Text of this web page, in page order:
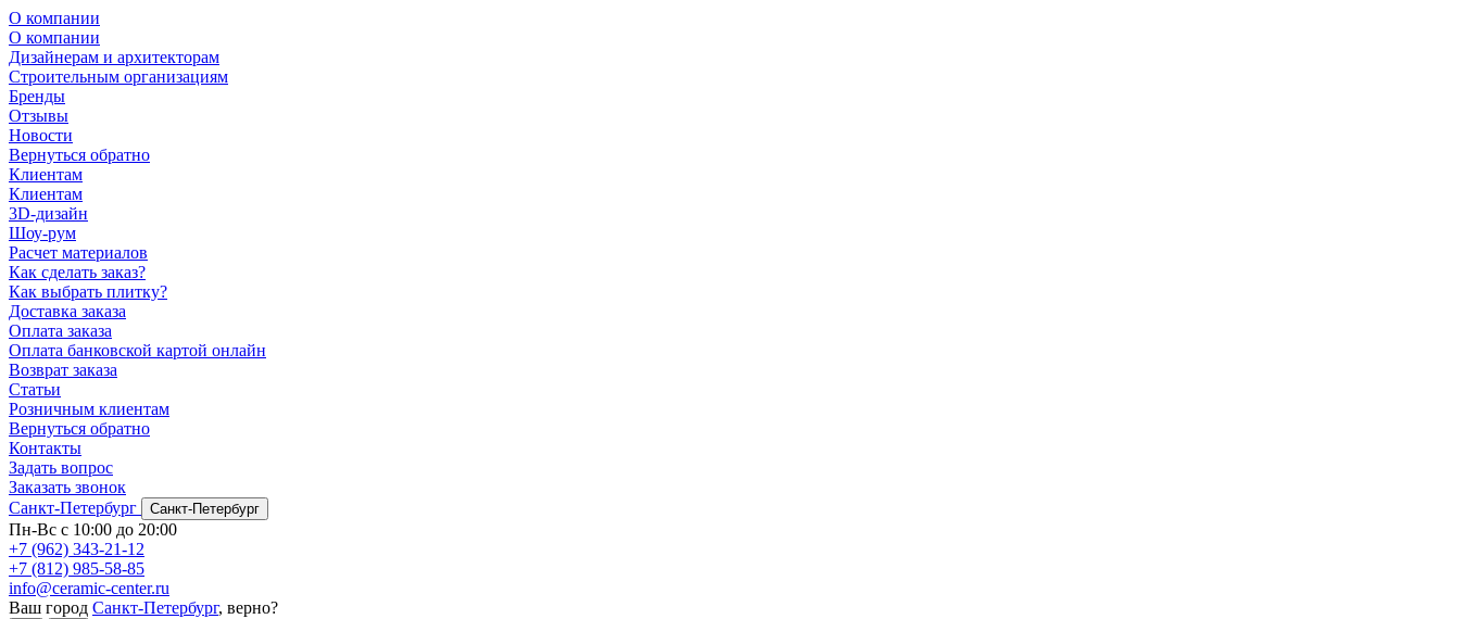
О компании
О компании
Дизайнерам и архитекторам
Строительным организациям
Бренды
Отзывы
Новости
Вернуться обратно
Клиентам
Клиентам
3D-дизайн
Шоу-рум
Расчет материалов
Как сделать заказ?
Как выбрать плитку?
Доставка заказа
Оплата заказа
Оплата банковской картой онлайн
Возврат заказа
Статьи
Розничным клиентам
Вернуться обратно
Контакты
Задать вопрос
Заказать звонок
Санкт-Петербург
Санкт-Петербург
Пн-Вс с 10:00 до 20:00
+7 (962) 343-21-12
+7 (812) 985-58-85
info@ceramic-center.ru
Ваш город Санкт-Петербург, верно?